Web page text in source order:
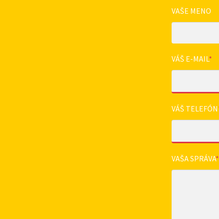
VAŠE MENO
VÁŠ E-MAIL*
VÁŠ TELEFÓN
VAŠA SPRÁVA*